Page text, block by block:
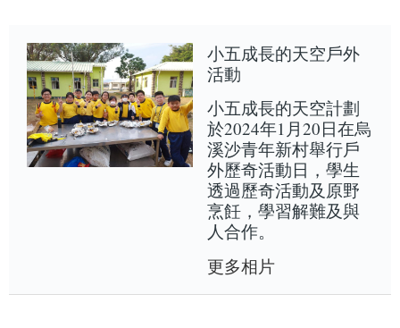
小五成長的天空戶外
活動
小五成長的天空計劃
於2024年1月20日在烏
溪沙青年新村舉行戶
外歷奇活動日，學生
透過歷奇活動及原野
烹飪，學習解難及與
人合作。
更多相片